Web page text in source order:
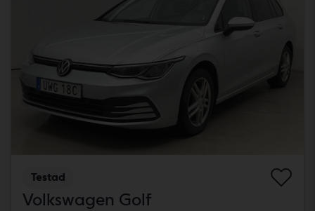
Testad
Volkswagen Golf